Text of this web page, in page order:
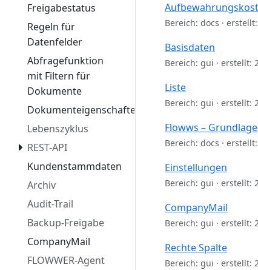
Freigabestatus
Regeln für
Datenfelder
Abfragefunktion
mit Filtern für
Dokumente
Dokumenteigenschaften
Lebenszyklus
REST-API
Kundenstammdaten
Archiv
Audit-Trail
Backup-Freigabe
CompanyMail
FLOWWER-Agent
Bereich: docs ·
Basisdaten
Bereich: gui · erstellt:
Liste
Bereich: gui · erstellt:
Flowws –
Bereich: docs ·
Einstellungen
Bereich: gui · erstellt:
CompanyMail
Bereich: gui · erstellt:
Rechte Spalte
Bereich: gui · erstellt: